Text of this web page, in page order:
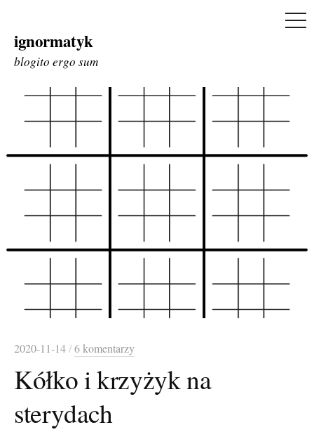
Skip
to
ignormatyk
blogito ergo sum
2020-11-14/6 komentarzy
Kółko i krzyżyk na
sterydach